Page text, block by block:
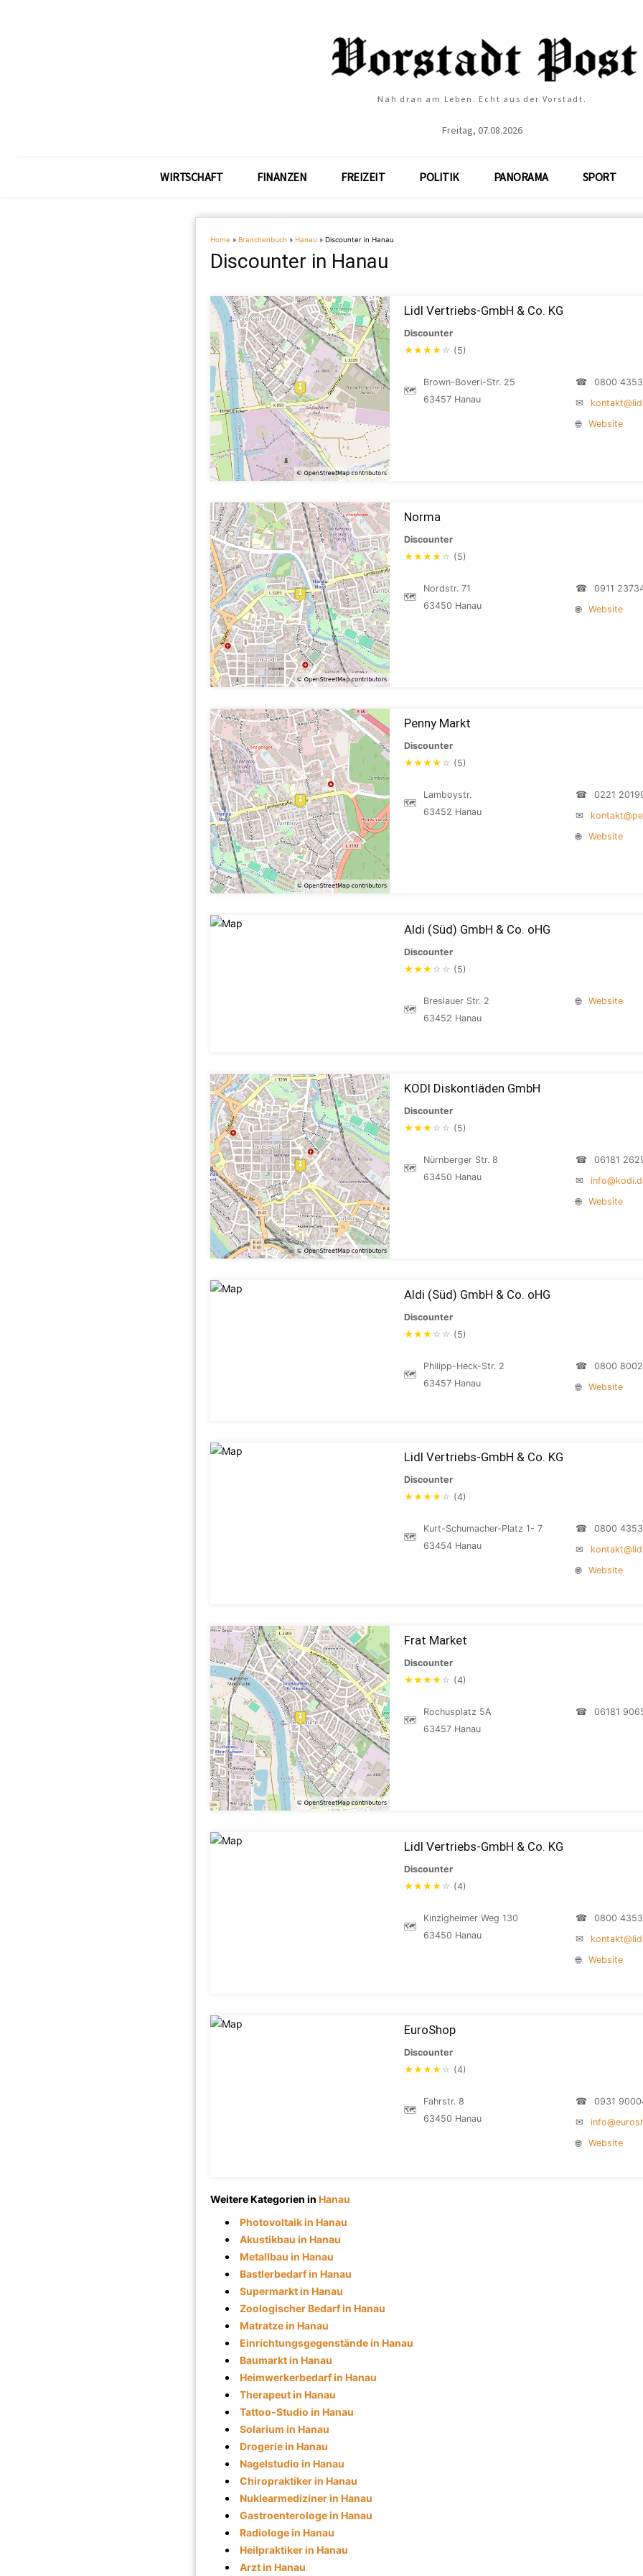
Nah dran am Leben. Echt aus der Vorstadt.
Freitag, 07.08.2026
WIRTSCHAFT FINANZEN FREIZEIT POLITIK PANORAMA SPORT
Home » Branchenbuch » Hanau » Discounter in Hanau
Discounter in Hanau
Lidl Vertriebs-GmbH & Co. KG
Discounter
★★★★ ☆ (5)
🗺
Brown-Boveri-Str. 25
63457 Hanau
☎
0800
✉
🌐
Website
Norma
Discounter
★★★★ ☆ (5)
🗺
Nordstr. 71
63450 Hanau
☎
0911
🌐
Website
Penny Markt
Discounter
★★★★ ☆ (5)
🗺
Lamboystr.
63452 Hanau
☎
0221
✉
🌐
Website
Aldi (Süd) GmbH & Co. oHG
Discounter
★★★ ☆ ☆ (5)
🗺
Breslauer Str. 2
63452 Hanau
🌐 Website
KODI Diskontläden GmbH
Discounter
★★★ ☆ ☆ (5)
🗺
Nürnberger Str. 8
63450 Hanau
☎
06181
✉
🌐
Website
Aldi (Süd) GmbH & Co. oHG
Discounter
★★★ ☆ ☆ (5)
🗺
Philipp-Heck-Str. 2
63457 Hanau
☎
0800
🌐
Website
Lidl Vertriebs-GmbH & Co. KG
Discounter
★★★★ ☆ (4)
🗺
Kurt-Schumacher-Platz 1- 7
63454 Hanau
☎
0800
✉
🌐
Website
Frat Market
Discounter
★★★★ ☆ (4)
🗺
Rochusplatz 5A
63457 Hanau
☎ 06181
Lidl Vertriebs-GmbH & Co. KG
Discounter
★★★★ ☆ (4)
🗺
Kinzigheimer Weg 130
63450 Hanau
☎
0800
✉
🌐
Website
EuroShop
Discounter
★★★★ ☆ (4)
🗺
Fahrstr. 8
63450 Hanau
☎
0931
✉
🌐
Website
Weitere Kategorien in Hanau
Photovoltaik in Hanau
Akustikbau in Hanau
Metallbau in Hanau
Bastlerbedarf in Hanau
Supermarkt in Hanau
Zoologischer Bedarf in Hanau
Matratze in Hanau
Einrichtungsgegenstände in Hanau
Baumarkt in Hanau
Heimwerkerbedarf in Hanau
Therapeut in Hanau
Tattoo-Studio in Hanau
Solarium in Hanau
Drogerie in Hanau
Nagelstudio in Hanau
Chiropraktiker in Hanau
Nuklearmediziner in Hanau
Gastroenterologe in Hanau
Radiologe in Hanau
Heilpraktiker in Hanau
Arzt in Hanau